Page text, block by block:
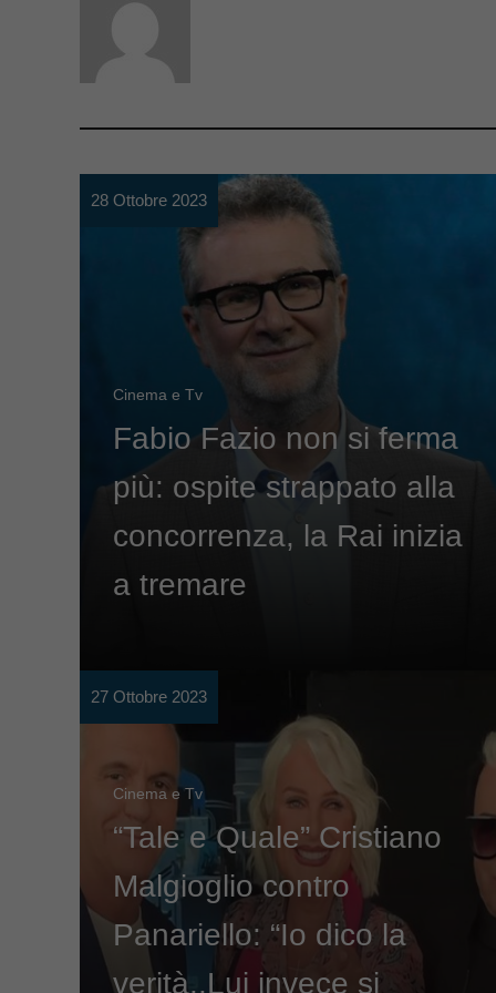
28 Ottobre 2023
Cinema e Tv
Fabio Fazio non si ferma
più: ospite strappato alla
concorrenza, la Rai inizia
a tremare
27 Ottobre 2023
Cinema e Tv
“Tale e Quale” Cristiano
Malgioglio contro
Panariello: “Io dico la
verità..Lui invece si